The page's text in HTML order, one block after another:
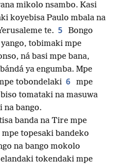
mikolo nsambo. Kasi
koyebisa Paulo mbala na
te. 5
Bongo
tobimaki mpe
ná basi mpe bana,
ya engumba. Mpe
tobondelaki 6
mpe
tomataki na masuwa
na bango.
banda na Tire mpe
topesaki bandeko
na bango mokolo
tokendaki mpe